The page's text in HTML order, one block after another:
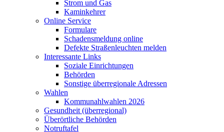
Strom und Gas
Kaminkehrer
Online Service
Formulare
Schadensmeldung online
Defekte Straßenleuchten melden
Interessante Links
Soziale Einrichtungen
Behörden
Sonstige überregionale Adressen
Wahlen
Kommunahlwahlen 2026
Gesundheit (überregional)
Überörtliche Behörden
Notruftafel